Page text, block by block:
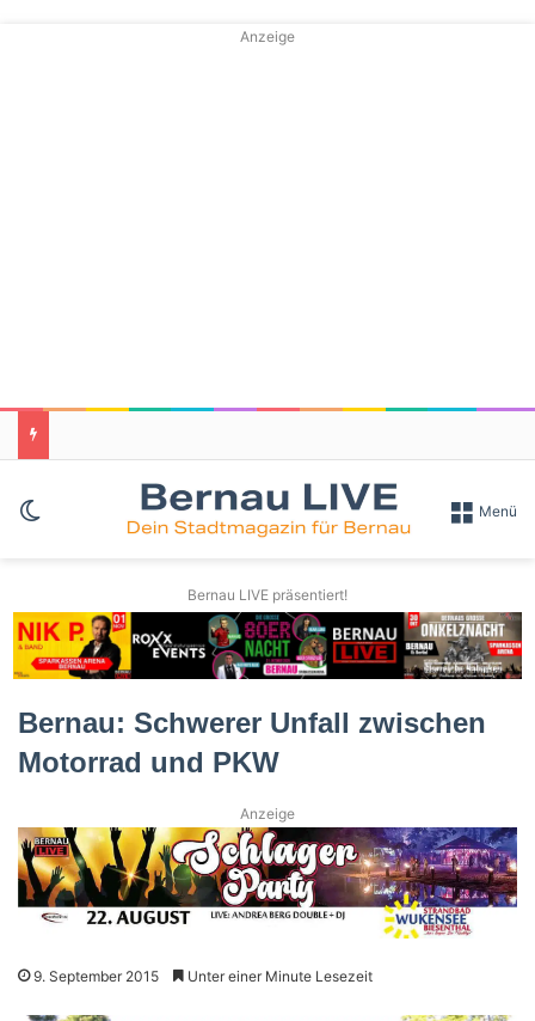
Anzeige
Skin umschalten Menü
Bernau LIVE präsentiert!
Bernau: Schwerer Unfall zwischen
Motorrad und PKW
Anzeige
9. September 2015 Unter einer Minute Lesezeit